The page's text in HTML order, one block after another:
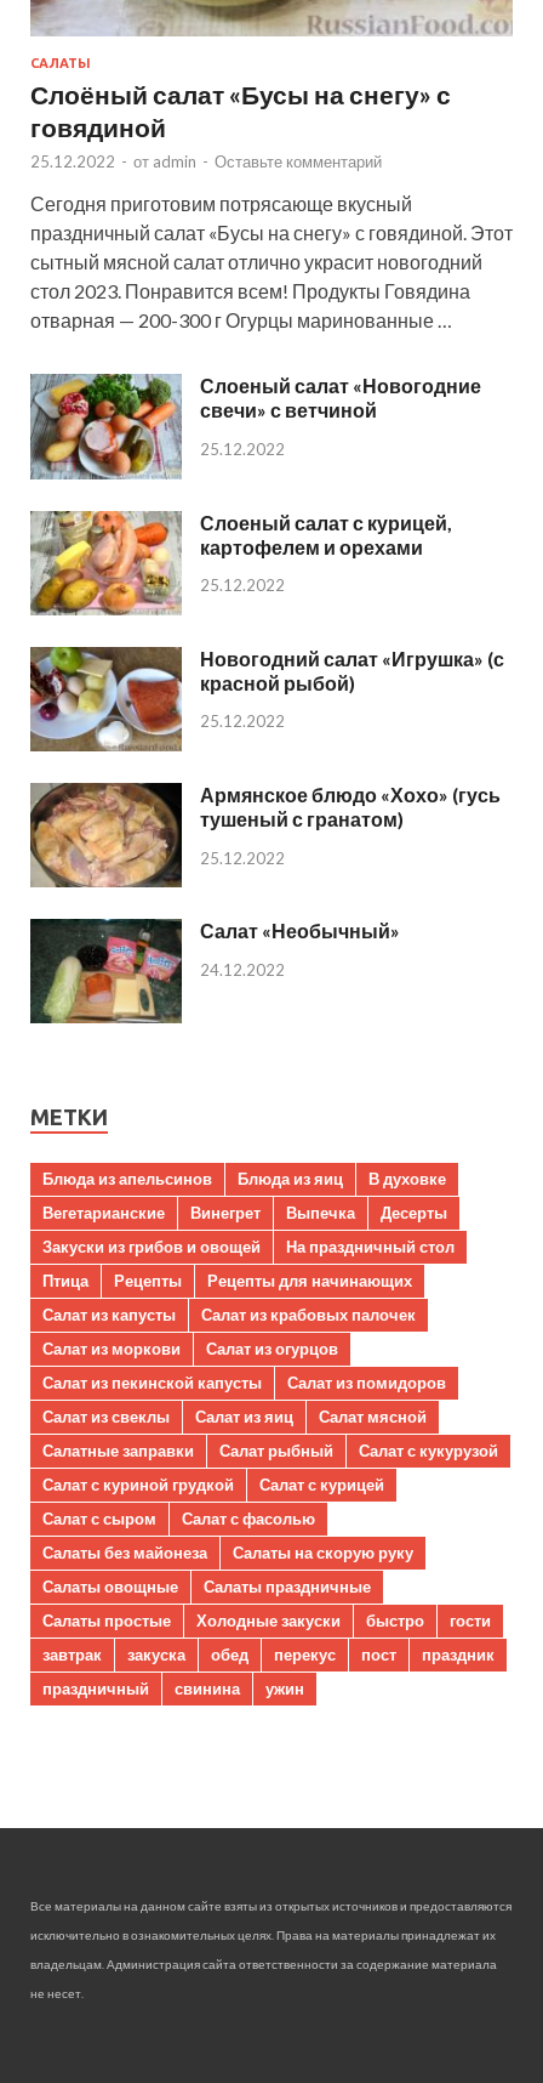
САЛАТЫ
Слоёный салат «Бусы на снегу» с
говядиной
25.12.2022 - от admin - Оставьте комментарий
Сегодня приготовим потрясающе вкусный
праздничный салат «Бусы на снегу» с говядиной. Этот
сытный мясной салат отлично украсит новогодний
стол 2023. Понравится всем! Продукты Говядина
отварная — 200-300 г Огурцы маринованные …
Слоеный салат «Новогодние
свечи» с ветчиной
25.12.2022
Слоеный салат с курицей,
картофелем и орехами
25.12.2022
Новогодний салат «Игрушка» (с
красной рыбой)
25.12.2022
Армянское блюдо «Хохо» (гусь
тушеный с гранатом)
25.12.2022
Салат «Необычный»
24.12.2022
МЕТКИ
Блюда из апельсинов Блюда из яиц
В духовке
Вегетарианские
Винегрет Выпечка
Десерты
Закуски из грибов и овощей
На праздничный стол
Птица
Рецепты
Рецепты для начинающих
Салат из капусты
Салат из крабовых палочек
Салат из моркови
Салат из огурцов
Салат из пекинской капусты
Салат из помидоров
Салат из свеклы
Салат из яиц
Салат мясной
Салатные заправки
Салат рыбный
Салат с кукурузой
Салат с куриной грудкой
Салат с курицей
Салат с сыром
Салат с фасолью
Салаты без майонеза
Салаты на скорую руку
Салаты овощные
Салаты праздничные
Салаты простые
Холодные закуски быстро
гости
завтрак
закуска обед перекус пост
праздник
праздничный
свинина ужин
Все материалы на данном сайте взяты из открытых источников и предоставляются
исключительно в ознакомительных целях. Права на материалы принадлежат их
владельцам. Администрация сайта ответственности за содержание материала
не несет.